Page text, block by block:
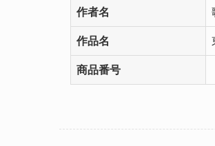
作者名
作品名
商品番号